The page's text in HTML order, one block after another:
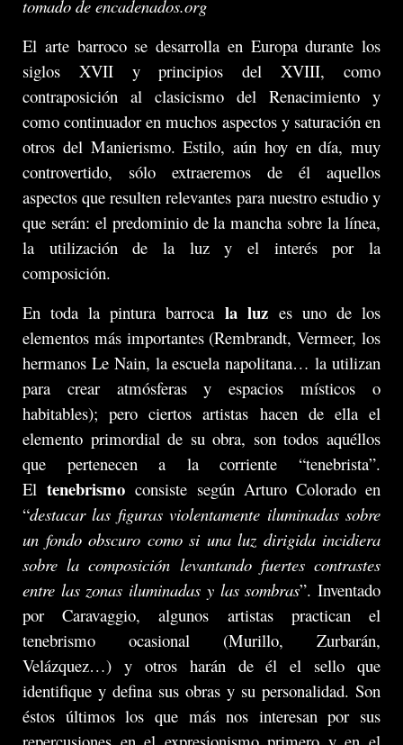
tomado de encadenados.org
El arte barroco se desarrolla en Europa durante los
siglos XVII y principios del XVIII, como
contraposición al clasicismo del Renacimiento y
como continuador en muchos aspectos y saturación en
otros del Manierismo. Estilo, aún hoy en día, muy
controvertido, sólo extraeremos de él aquellos
aspectos que resulten relevantes para nuestro estudio y
que serán: el predominio de la mancha sobre la línea,
la utilización de la luz y el interés por la
composición.
En toda la pintura barroca la luz es uno de los
elementos más importantes (Rembrandt, Vermeer, los
hermanos Le Nain, la escuela napolitana… la utilizan
para crear atmósferas y espacios místicos o
habitables); pero ciertos artistas hacen de ella el
elemento primordial de su obra, son todos aquéllos
que pertenecen a la corriente “tenebrista”.
Eltenebrismo consiste según Arturo Colorado en
“destacar las figuras violentamente iluminadas sobre
un fondo obscuro como si una luz dirigida incidiera
sobre la composición levantando fuertes contrastes
entre las zonas iluminadas y las sombras”. Inventado
por Caravaggio, algunos artistas practican el
tenebrismo ocasional (Murillo, Zurbarán,
Velázquez…) y otros harán de él el sello que
identifique y defina sus obras y su personalidad. Son
éstos últimos los que más nos interesan por sus